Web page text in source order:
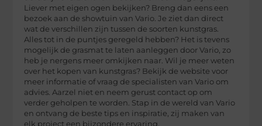
Liever met eigen ogen bekijken? Breng dan eens een
bezoek aan de showtuin van Vario. Je ziet dan direct
wat de verschillen zijn tussen de soorten kunstgras.
Alles tot in de puntjes geregeld hebben? Het is tevens
mogelijk de grasmat te laten aanleggen door Vario, zo
heb je nergens meer omkijken naar. Wil je meer weten
over het kopen van kunstgras? Bekijk de website voor
meer informatie of vraag de specialisten van Vario om
advies. Aarzel niet en neem gerust contact op om
verder geholpen te worden. Stap in de wereld van Vario
en ontvang de beste tips en inspiratie, zij maken van
elk project een bijzondere ervaring.